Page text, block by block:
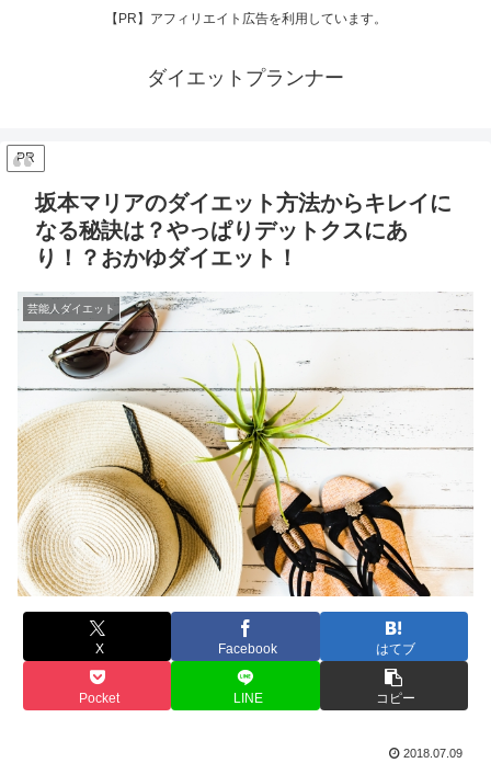
【PR】アフィリエイト広告を利用しています。
ダイエットプランナー
PR
坂本マリアのダイエット方法からキレイに
なる秘訣は？やっぱりデットクスにあ
り！？おかゆダイエット！
芸能人ダイエット
X Facebook はてブ
Pocket LINE コピー
2018.07.09